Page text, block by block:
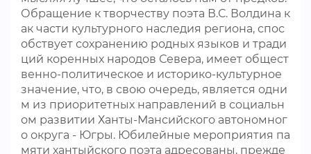
Обращение к творчеству поэта В.С. Волдина к
ак части культурного наследия региона, спос
обствует сохранению родных языков и тради
ций коренных народов Севера, имеет общест
венно-политическое и историко-культурное
значение, что, в свою очередь, является одни
м из приоритетных направлений в социальн
ом развитии Ханты-Мансийского автономног
о округа - Югры. Юбилейные мероприятия па
мяти хантыйского поэта адресованы, прежде